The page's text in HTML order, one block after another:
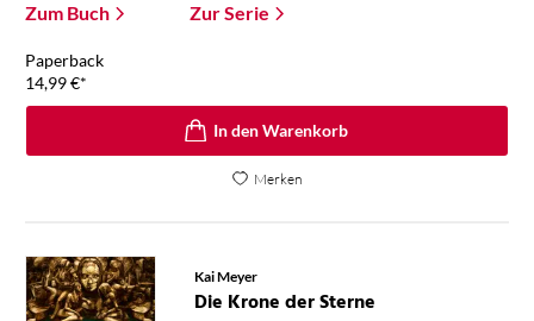
Zum Buch Zur Serie
Paperback
14,99€*
In den Warenkorb
Merken
Kai Meyer
Die Krone der Sterne